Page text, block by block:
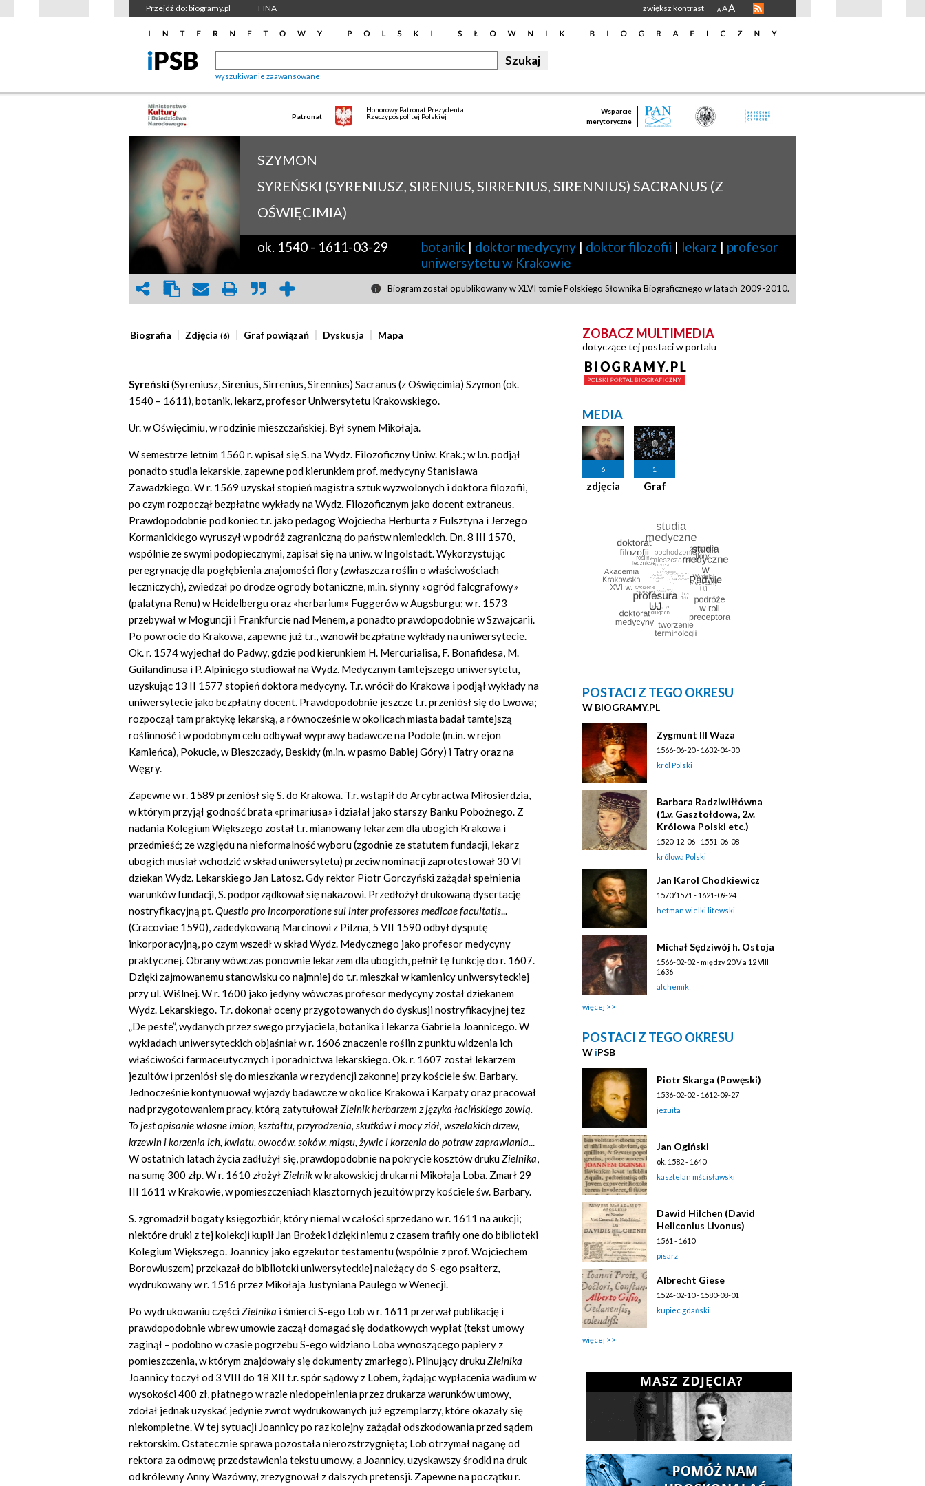
Przejdź do: biogramy.pl FINA zwiększ kontrast A AA
wyszukiwanie zaawansowane
Patronat
Honorowy Patronat Prezydenta
Rzeczypospolitej Polskiej
Wsparcie
merytoryczne
SZYMON
SYREŃSKI (SYRENIUSZ, SIRENIUS, SIRRENIUS, SIRENNIUS) SACRANUS (Z
OŚWIĘCIMIA)
ok. 1540 - 1611-03-29 botanik | doktor medycyny | doktor filozofii | lekarz | profesor
uniwersytetu w Krakowie
Biogram został opublikowany w XLVI tomie Polskiego Słownika Biograficznego w latach 2009-2010.
Biografia Zdjęcia(6) Graf powiązań Dyskusja Mapa
Syreński(Syreniusz, Sirenius, Sirrenius, Sirennius) Sacranus (z Oświęcimia) Szymon (ok.
1540 – 1611), botanik, lekarz, profesor Uniwersytetu Krakowskiego.
Ur. w Oświęcimiu, w rodzinie mieszczańskiej. Był synem Mikołaja.
W semestrze letnim 1560 r. wpisał się S. na Wydz. Filozoficzny Uniw. Krak.; w l.n. podjął
ponadto studia lekarskie, zapewne pod kierunkiem prof. medycyny Stanisława
Zawadzkiego. W r. 1569 uzyskał stopień magistra sztuk wyzwolonych i doktora filozofii,
po czym rozpoczął bezpłatne wykłady na Wydz. Filozoficznym jako docent extraneus.
Prawdopodobnie pod koniec t.r. jako pedagog Wojciecha Herburta z Fulsztyna i Jerzego
Kormanickiego wyruszył w podróż zagraniczną do państw niemieckich. Dn. 8 III 1570,
wspólnie ze swymi podopiecznymi, zapisał się na uniw. w Ingolstadt. Wykorzystując
peregrynację dla pogłębienia znajomości flory (zwłaszcza roślin o właściwościach
leczniczych), zwiedzał po drodze ogrody botaniczne, m.in. słynny «ogród falcgrafowy»
(palatyna Renu) w Heidelbergu oraz «herbarium» Fuggerów w Augsburgu; w r. 1573
przebywał w Moguncji i Frankfurcie nad Menem, a ponadto prawdopodobnie w Szwajcarii.
Po powrocie do Krakowa, zapewne już t.r., wznowił bezpłatne wykłady na uniwersytecie.
Ok. r. 1574 wyjechał do Padwy, gdzie pod kierunkiem H. Mercurialisa, F. Bonafidesa, M.
Guilandinusa i P. Alpiniego studiował na Wydz. Medycznym tamtejszego uniwersytetu,
uzyskując 13 II 1577 stopień doktora medycyny. T.r. wrócił do Krakowa i podjął wykłady na
uniwersytecie jako bezpłatny docent. Prawdopodobnie jeszcze t.r. przeniósł się do Lwowa;
rozpoczął tam praktykę lekarską, a równocześnie w okolicach miasta badał tamtejszą
roślinność i w podobnym celu odbywał wyprawy badawcze na Podole (m.in. w rejon
Kamieńca), Pokucie, w Bieszczady, Beskidy (m.in. w pasmo Babiej Góry) i Tatry oraz na
Węgry.
Zapewne w r. 1589 przeniósł się S. do Krakowa. T.r. wstąpił do Arcybractwa Miłosierdzia,
w którym przyjął godność brata «primariusa» i działał jako starszy Banku Pobożnego. Z
nadania Kolegium Większego został t.r. mianowany lekarzem dla ubogich Krakowa i
przedmieść; ze względu na nieformalność wyboru (zgodnie ze statutem fundacji, lekarz
ubogich musiał wchodzić w skład uniwersytetu) przeciw nominacji zaprotestował 30 VI
dziekan Wydz. Lekarskiego Jan Latosz. Gdy rektor Piotr Gorczyński zażądał spełnienia
warunków fundacji, S. podporządkował się nakazowi. Przedłożył drukowaną dysertację
nostryfikacyjną pt.Questio pro incorporatione sui inter professores medicae facultatis...
(Cracoviae 1590), zadedykowaną Marcinowi z Pilzna, 5 VII 1590 odbył dysputę
inkorporacyjną, po czym wszedł w skład Wydz. Medycznego jako profesor medycyny
praktycznej. Obrany wówczas ponownie lekarzem dla ubogich, pełnił tę funkcję do r. 1607.
Dzięki zajmowanemu stanowisku co najmniej do t.r. mieszkał w kamienicy uniwersyteckiej
przy ul. Wiślnej. W r. 1600 jako jedyny wówczas profesor medycyny został dziekanem
Wydz. Lekarskiego. T.r. dokonał oceny przygotowanych do dyskusji nostryfikacyjnej tez
„De peste”, wydanych przez swego przyjaciela, botanika i lekarza Gabriela Joannicego. W
wykładach uniwersyteckich objaśniał w r. 1606 znaczenie roślin z punktu widzenia ich
właściwości farmaceutycznych i poradnictwa lekarskiego. Ok. r. 1607 został lekarzem
jezuitów i przeniósł się do mieszkania w rezydencji zakonnej przy kościele św. Barbary.
Jednocześnie kontynuował wyjazdy badawcze w okolice Krakowa i Karpaty oraz pracował
nad przygotowaniem pracy, którą zatytułowałZielnik herbarzem z języka łacińskiego zowią.
To jest opisanie własne imion, kształtu, przyrodzenia, skutków i mocy ziół, wszelakich drzew,
krzewin i korzenia ich, kwiatu, owoców, soków, miąsu, żywic i korzenia do potraw zaprawiania...
W ostatnich latach życia zadłużył się, prawdopodobnie na pokrycie kosztów drukuZielnika,
na sumę 300 złp. W r. 1610 złożyłZielnikw krakowskiej drukarni Mikołaja Loba. Zmarł 29
III 1611 w Krakowie, w pomieszczeniach klasztornych jezuitów przy kościele św. Barbary.
S. zgromadził bogaty księgozbiór, który niemal w całości sprzedano w r. 1611 na aukcji;
niektóre druki z tej kolekcji kupił Jan Brożek i dzięki niemu z czasem trafiły one do biblioteki
Kolegium Większego. Joannicy jako egzekutor testamentu (wspólnie z prof. Wojciechem
Borowiuszem) przekazał do biblioteki uniwersyteckiej należący do S-ego psałterz,
wydrukowany w r. 1516 przez Mikołaja Justyniana Paulego w Wenecji.
Po wydrukowaniu częściZielnika i śmierci S-ego Lob w r. 1611 przerwał publikację i
prawdopodobnie wbrew umowie zaczął domagać się dodatkowych wypłat (tekst umowy
zaginął – podobno w czasie pogrzebu S-ego widziano Loba wynoszącego papiery z
pomieszczenia, w którym znajdowały się dokumenty zmarłego). Pilnujący drukuZielnika
Joannicy toczył od 3 VIII do 18 XII t.r. spór sądowy z Lobem, żądając wypłacenia wadium w
wysokości 400 zł, płatnego w razie niedopełnienia przez drukarza warunków umowy,
zdołał jednak uzyskać jedynie zwrot wydrukowanych już egzemplarzy, które okazały się
niekompletne. W tej sytuacji Joannicy po raz kolejny zażądał odszkodowania przed sądem
rektorskim. Ostatecznie sprawa pozostała nierozstrzygnięta; Lob otrzymał naganę od
rektora za odmowę przedstawienia tekstu umowy, a Joannicy, uzyskawszy środki na druk
od królewny Anny Wazówny, zrezygnował z dalszych pretensji. Zapewne na początku r.
ZOBACZ MULTIMEDIA
dotyczące tej postaci w portalu
MEDIA
6
zdjęcia
1
Graf
POSTACI Z TEGO OKRESU
W BIOGRAMY.PL
Zygmunt III Waza
1566-06-20 - 1632-04-30
król Polski
Barbara Radziwiłłówna
(1.v. Gasztołdowa, 2.v.
Królowa Polski etc.)
1520-12-06 - 1551-06-08
królowa Polski
Jan Karol Chodkiewicz
1570/1571 - 1621-09-24
hetman wielki litewski
Michał Sędziwój h. Ostoja
1566-02-02 - między 20 V a 12 VIII
1636
alchemik
więcej
POSTACI Z TEGO OKRESU
W iPSB
Piotr Skarga (Powęski)
1536-02-02 - 1612-09-27
jezuita
Jan Ogiński
ok. 1582 - 1640
kasztelan mścisławski
Dawid Hilchen (David
Heliconius Livonus)
1561 - 1610
pisarz
Albrecht Giese
1524-02-10 - 1580-08-01
kupiec gdański
więcej